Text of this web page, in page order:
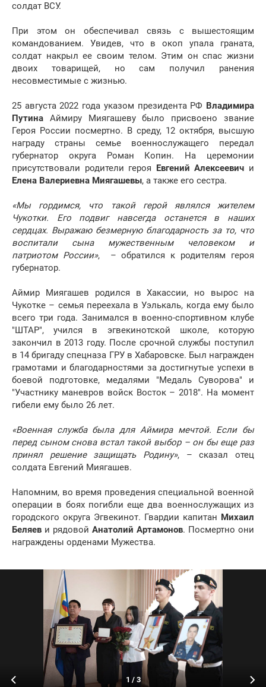
солдат ВСУ.
При этом он обеспечивал связь с вышестоящим
командованием. Увидев, что в окоп упала граната,
солдат накрыл ее своим телом. Этим он спас жизни
двоих товарищей, но сам получил ранения
несовместимые с жизнью.
25 августа 2022 года указом президента РФ Владимира
Путина Аймиру Миягашеву было присвоено звание
Героя России посмертно. В среду, 12 октября, высшую
награду страны семье военнослужащего передал
губернатор округа Роман Копин. На церемонии
присутствовали родители героя
Евгений Алексеевич и
Елена Валериевна Миягашевы, а также его сестра.
«Мы гордимся, что такой герой являлся жителем
Чукотки. Его подвиг навсегда останется в наших
сердцах. Выражаю безмерную благодарность за то, что
воспитали сына мужественным человеком и
патриотом России», – обратился к родителям героя
губернатор.
Аймир Миягашев родился в Хакассии, но вырос на
Чукотке – семья переехала в Уэлькаль, когда ему было
всего три года. Занимался в военно-спортивном клубе
"ШТАР", учился в эгвекинотской школе, которую
закончил в 2013 году. После срочной службы поступил
в 14 бригаду спецназа ГРУ в Хабаровске. Был награжден
грамотами и благодарностями за достигнутые успехи в
боевой подготовке, медалями "Медаль Суворова" и
"Участнику маневров войск Восток – 2018". На момент
гибели ему было 26 лет.
«Военная служба была для Аймира мечтой. Если бы
перед сыном снова встал такой выбор – он бы еще раз
принял решение защищать Родину», – сказал отец
солдата Евгений Миягашев.
Напомним, во время проведения специальной военной
операции в боях погибли еще два военнослужащих из
городского округа Эгвекинот. Гвардии капитан Михаил
Беляев и рядовой Анатолий Артамонов. Посмертно они
награждены орденами Мужества.
1 / 3